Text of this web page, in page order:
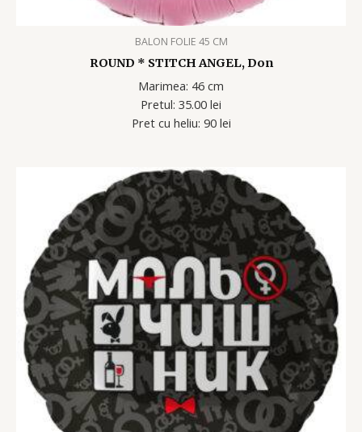
BALON FOLIE 45 CM
ROUND * STITCH ANGEL, Don
Marimea: 46 cm
Pretul: 35.00 lei
Pret cu heliu: 90 lei